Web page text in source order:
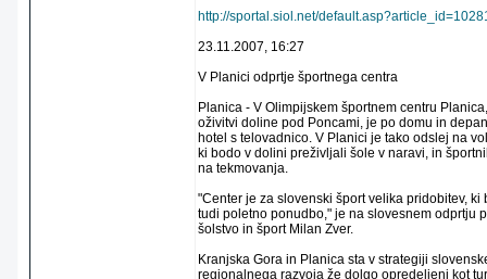
http://sportal.siol.net/
23.11.2007, 16:27
V Planici odprtje športnega centra
Planica - V Olimpijskem športnem centru
oživitvi doline pod Poncami, je po domu in
hotel s telovadnico. V Planici je tako odslej na
ki bodo v dolini preživljali šole v naravi, in
na tekmovanja.
"Center je za slovenski šport velika pridobitev,
tudi poletno ponudbo," je na slovesnem odprtju
šolstvo in šport Milan Zver.
Kranjska Gora in Planica sta v strategiji
regionalnega razvoja že dolgo opredeljeni kot